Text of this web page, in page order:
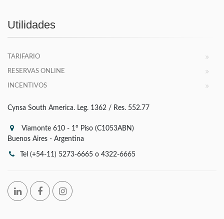
Utilidades
TARIFARIO
RESERVAS ONLINE
INCENTIVOS
Cynsa South America. Leg. 1362 / Res. 552.77
Viamonte 610 - 1° Piso (C1053ABN)
Buenos Aires - Argentina
Tel (+54-11) 5273-6665 o 4322-6665